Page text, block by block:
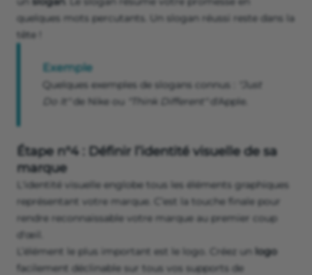
quelques mots percutants. Un slogan réussi reste dans la
tête !
Exemple
Quelques exemples de slogans connus :
"Just
Do It"
de Nike ou "Think Different" d'Apple.
Étape n°4 : Définir l’identité visuelle de sa
marque
L'identité visuelle englobe tous les éléments graphiques
représentant votre marque. C’est la touche finale pour
rendre reconnaissable votre marque au premier coup
d'œil.
L’élément le plus important est le logo. Créez un logo
facilement déclinable sur tous vos supports de